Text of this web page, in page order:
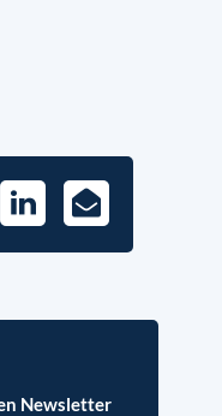
LinkedIn
E-
Mail
Newsletter